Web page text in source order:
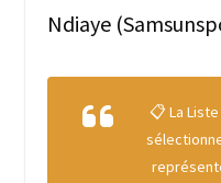
Ndiaye
📋 La